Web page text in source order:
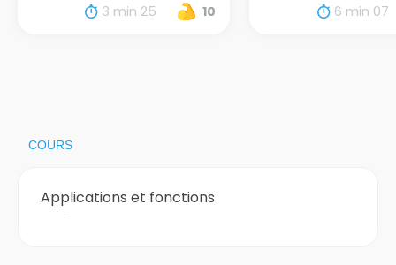
3 min 25 10 6 min 07
COURS
Applications et fonctions